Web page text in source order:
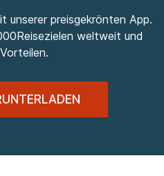
unserer preisgekrönten App.
weltweit und